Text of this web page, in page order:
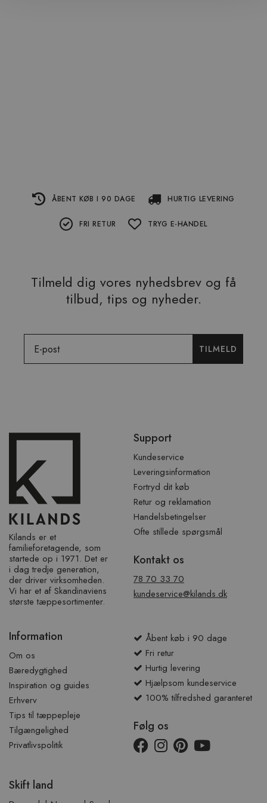
ÅBENT KØB I 90 DAGE HURTIG LEVERING
FRI RETUR TRYG E-HANDEL
Tilmeld dig vores nyhedsbrev og få
tilbud, tips og nyheder.
TILMELD
over
Kilands er et
familieforetagende, som
startede op i 1971. Det er
i dag tredje generation,
der driver virksomheden.
Vi har et af ​​Skandinaviens
største tæppesortimenter.
Support
Kundeservice
Leveringsinformation
Fortryd dit køb
Retur og reklamation
Handelsbetingelser
Ofte stillede spørgsmål
Kontakt os
78 70 33 70
kundeservice@kilands.dk
Information
Om os
Bæredygtighed
Inspiration og guides
Erhverv
Tips til tæppepleje
Tilgængelighed
Privatlivspolitik
Åbent køb i 90 dage
Fri retur
Hurtig levering
Hjælpsom kundeservice
100% tilfredshed garanteret
Følg os
Skift land